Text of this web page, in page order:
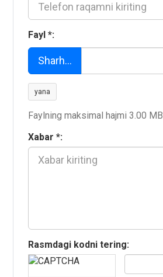
Fayl *:
Sharh…
yana
Faylning maksimal hajmi 3.00 MB
Xabar *:
Rasmdagi kodni tering: